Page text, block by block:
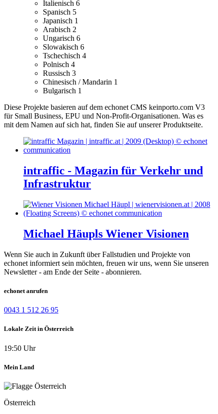
Italienisch 6
Spanisch 5
Japanisch 1
Arabisch 2
Ungarisch 6
Slowakisch 6
Tschechisch 4
Polnisch 4
Russisch 3
Chinesisch / Mandarin 1
Bulgarisch 1
Diese Projekte basieren auf dem echonet CMS keinporto.com V3
für Small Business, EPU und Non-Profit-Organisationen. Was es
mit dem Namen auf sich hat, finden Sie auf unserer Produktseite.
intraffic - Magazin für Verkehr und
Infrastruktur
Michael Häupls Wiener Visionen
Wenn Sie auch in Zukunft über Fallstudien und Projekte von
echonet informiert sein möchten, freuen wir uns, wenn Sie unseren
Newsletter - am Ende der Seite - abonnieren.
echonet anrufen
0043 1 512 26 95
Lokale Zeit in Österreich
19:50 Uhr
Mein Land
Österreich